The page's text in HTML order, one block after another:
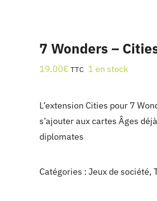
7 Wonders –
19.00€ TTC 1 en stock
L’extension Cities pour 7
s’ajouter aux cartes Âges
diplomates
Catégories : Jeux de société,